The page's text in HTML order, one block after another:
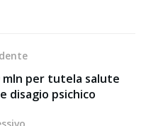
mln per tutela salute
disagio psichico